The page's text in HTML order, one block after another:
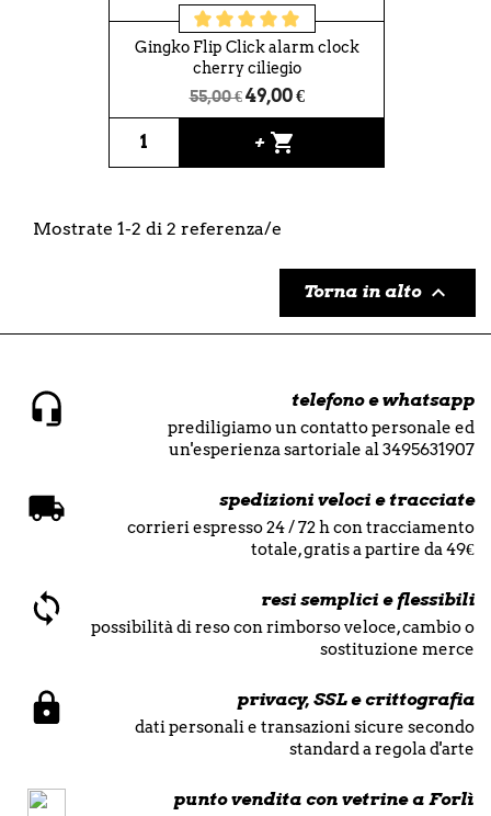
Gingko Flip Click alarm clock
cherry ciliegio
55,00 € 49,00 €
+ shopping_cart
Mostrate 1-2 di 2 referenza/e
Torna in alto 
telefono e whatsapp
prediligiamo un contatto personale ed
un'esperienza sartoriale al 3495631907
spedizioni veloci e tracciate
corrieri espresso 24 / 72 h con tracciamento
totale, gratis a partire da 49€
resi semplici e flessibili
possibilità di reso con rimborso veloce, cambio o
sostituzione merce
privacy, SSL e crittografia
dati personali e transazioni sicure secondo
standard a regola d'arte
punto vendita con vetrine a Forlì